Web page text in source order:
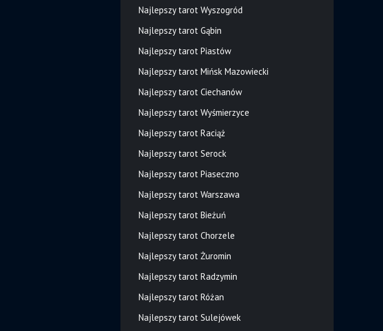
Najlepszy tarot Wyszogród
Najlepszy tarot Gąbin
Najlepszy tarot Piastów
Najlepszy tarot Mińsk Mazowiecki
Najlepszy tarot Ciechanów
Najlepszy tarot Wyśmierzyce
Najlepszy tarot Raciąż
Najlepszy tarot Serock
Najlepszy tarot Piaseczno
Najlepszy tarot Warszawa
Najlepszy tarot Bieżuń
Najlepszy tarot Chorzele
Najlepszy tarot Żuromin
Najlepszy tarot Radzymin
Najlepszy tarot Różan
Najlepszy tarot Sulejówek